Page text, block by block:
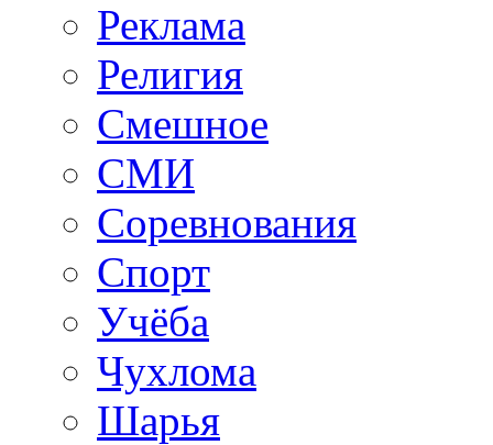
Реклама
Религия
Смешное
СМИ
Соревнования
Спорт
Учёба
Чухлома
Шарья